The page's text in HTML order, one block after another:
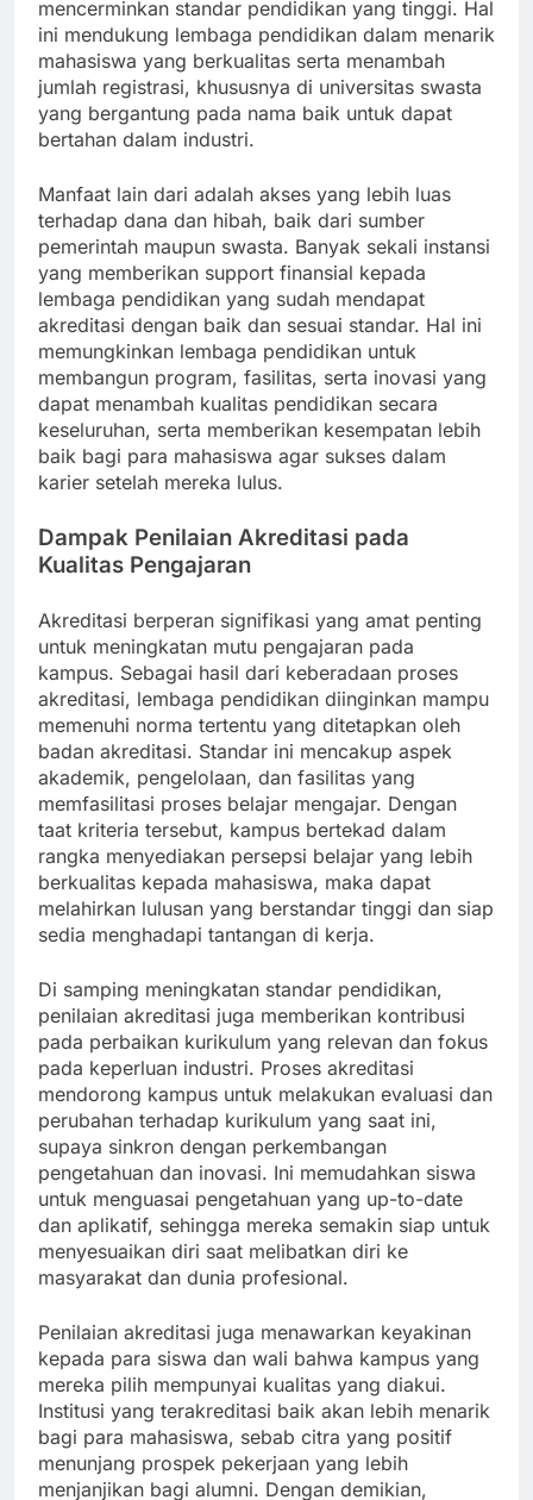
mencerminkan standar pendidikan yang tinggi. Hal
ini mendukung lembaga pendidikan dalam menarik
mahasiswa yang berkualitas serta menambah
jumlah registrasi, khususnya di universitas swasta
yang bergantung pada nama baik untuk dapat
bertahan dalam industri.
Manfaat lain dari adalah akses yang lebih luas
terhadap dana dan hibah, baik dari sumber
pemerintah maupun swasta. Banyak sekali instansi
yang memberikan support finansial kepada
lembaga pendidikan yang sudah mendapat
akreditasi dengan baik dan sesuai standar. Hal ini
memungkinkan lembaga pendidikan untuk
membangun program, fasilitas, serta inovasi yang
dapat menambah kualitas pendidikan secara
keseluruhan, serta memberikan kesempatan lebih
baik bagi para mahasiswa agar sukses dalam
karier setelah mereka lulus.
Dampak Penilaian Akreditasi pada
Kualitas Pengajaran
Akreditasi berperan signifikasi yang amat penting
untuk meningkatan mutu pengajaran pada
kampus. Sebagai hasil dari keberadaan proses
akreditasi, lembaga pendidikan diinginkan mampu
memenuhi norma tertentu yang ditetapkan oleh
badan akreditasi. Standar ini mencakup aspek
akademik, pengelolaan, dan fasilitas yang
memfasilitasi proses belajar mengajar. Dengan
taat kriteria tersebut, kampus bertekad dalam
rangka menyediakan persepsi belajar yang lebih
berkualitas kepada mahasiswa, maka dapat
melahirkan lulusan yang berstandar tinggi dan siap
sedia menghadapi tantangan di kerja.
Di samping meningkatan standar pendidikan,
penilaian akreditasi juga memberikan kontribusi
pada perbaikan kurikulum yang relevan dan fokus
pada keperluan industri. Proses akreditasi
mendorong kampus untuk melakukan evaluasi dan
perubahan terhadap kurikulum yang saat ini,
supaya sinkron dengan perkembangan
pengetahuan dan inovasi. Ini memudahkan siswa
untuk menguasai pengetahuan yang up-to-date
dan aplikatif, sehingga mereka semakin siap untuk
menyesuaikan diri saat melibatkan diri ke
masyarakat dan dunia profesional.
Penilaian akreditasi juga menawarkan keyakinan
kepada para siswa dan wali bahwa kampus yang
mereka pilih mempunyai kualitas yang diakui.
Institusi yang terakreditasi baik akan lebih menarik
bagi para mahasiswa, sebab citra yang positif
menunjang prospek pekerjaan yang lebih
menjanjikan bagi alumni. Dengan demikian,